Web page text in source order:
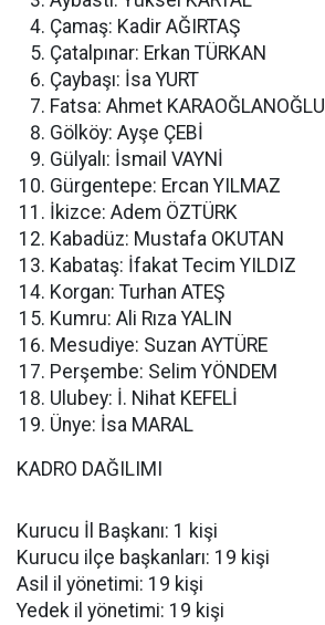
Çamaş: Kadir AĞIRTAŞ
Çatalpınar: Erkan TÜRKAN
Çaybaşı: İsa YURT
Fatsa: Ahmet KARAOĞLANOĞLU
Gölköy: Ayşe ÇEBİ
Gülyalı: İsmail VAYNİ
Gürgentepe: Ercan YILMAZ
İkizce: Adem ÖZTÜRK
Kabadüz: Mustafa OKUTAN
Kabataş: İfakat Tecim YILDIZ
Korgan: Turhan ATEŞ
Kumru: Ali Rıza YALIN
Mesudiye: Suzan AYTÜRE
Perşembe: Selim YÖNDEM
Ulubey: İ. Nihat KEFELİ
Ünye: İsa MARAL
KADRO DAĞILIMI
Kurucu İl Başkanı: 1 kişi
Kurucu ilçe başkanları: 19 kişi
Asil il yönetimi: 19 kişi
Yedek il yönetimi: 19 kişi